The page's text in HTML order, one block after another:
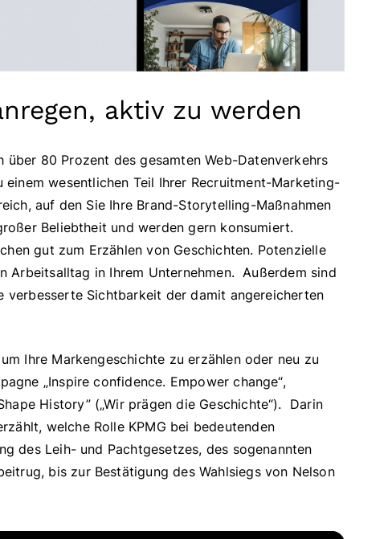
aktiv zu werden
80 Prozent des gesamten Web-Datenverkehrs
wesentlichen Teil Ihrer Recruitment-Marketing-
auf den Sie Ihre Brand-Storytelling-Maßnahmen
Beliebtheit und werden gern konsumiert.
gut zum Erzählen von Geschichten. Potenzielle
Arbeitsalltag in Ihrem Unternehmen. Außerdem sind
verbesserte Sichtbarkeit der damit angereicherten
Ihre Markengeschichte zu erzählen oder neu zu
„Inspire confidence. Empower change“,
History” („Wir prägen die Geschichte“). Darin
welche Rolle KPMG bei bedeutenden
des Leih- und Pachtgesetzes, des sogenannten
bis zur Bestätigung des Wahlsiegs von Nelson